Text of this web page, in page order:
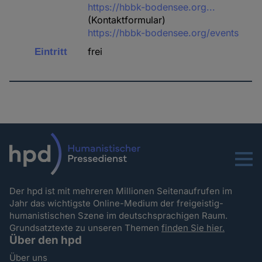
https://hbbk-bodensee.org...
(Kontaktformular)
https://hbbk-bodensee.org/events
Eintritt frei
Menu
Der hpd ist mit mehreren Millionen Seitenaufrufen im
Jahr das wichtigste Online-Medium der freigeistig-
humanistischen Szene im deutschsprachigen Raum.
Grundsatztexte zu unseren Themenfinden Sie hier.
Über den hpd
Über uns